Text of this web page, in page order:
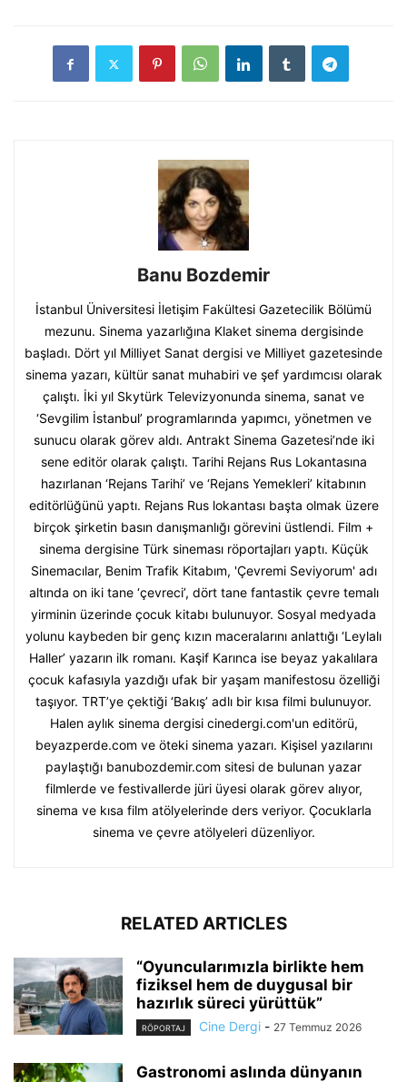
Banu Bozdemir
İstanbul Üniversitesi İletişim Fakültesi Gazetecilik Bölümü
mezunu. Sinema yazarlığına Klaket sinema dergisinde
başladı. Dört yıl Milliyet Sanat dergisi ve Milliyet gazetesinde
sinema yazarı, kültür sanat muhabiri ve şef yardımcısı olarak
çalıştı. İki yıl Skytürk Televizyonunda sinema, sanat ve
‘Sevgilim İstanbul’ programlarında yapımcı, yönetmen ve
sunucu olarak görev aldı. Antrakt Sinema Gazetesi’nde iki
sene editör olarak çalıştı. Tarihi Rejans Rus Lokantasına
hazırlanan ‘Rejans Tarihi’ ve ‘Rejans Yemekleri’ kitabının
editörlüğünü yaptı. Rejans Rus lokantası başta olmak üzere
birçok şirketin basın danışmanlığı görevini üstlendi. Film +
sinema dergisine Türk sineması röportajları yaptı. Küçük
Sinemacılar, Benim Trafik Kitabım, 'Çevremi Seviyorum' adı
altında on iki tane ‘çevreci’, dört tane fantastik çevre temalı
yirminin üzerinde çocuk kitabı bulunuyor. Sosyal medyada
yolunu kaybeden bir genç kızın maceralarını anlattığı ‘Leylalı
Haller’ yazarın ilk romanı. Kaşif Karınca ise beyaz yakalılara
çocuk kafasıyla yazdığı ufak bir yaşam manifestosu özelliği
taşıyor. TRT’ye çektiği ‘Bakış’ adlı bir kısa filmi bulunuyor.
Halen aylık sinema dergisi cinedergi.com'un editörü,
beyazperde.com ve öteki sinema yazarı. Kişisel yazılarını
paylaştığı banubozdemir.com sitesi de bulunan yazar
filmlerde ve festivallerde jüri üyesi olarak görev alıyor,
sinema ve kısa film atölyelerinde ders veriyor. Çocuklarla
sinema ve çevre atölyeleri düzenliyor.
RELATED ARTICLES
“Oyuncularımızla birlikte hem
fiziksel hem de duygusal bir
hazırlık süreci yürüttük”
RÖPORTAJ Cine Dergi - 27 Temmuz 2026
Gastronomi aslında dünyanın